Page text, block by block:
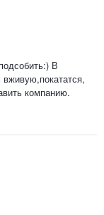
В
вживую,покататся,
компанию.